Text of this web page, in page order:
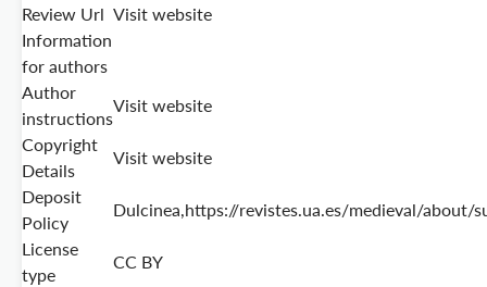
Review Url Visit website
Information
for authors
Author
instructions
Visit website
Copyright
Details
Visit website
Deposit
Policy
Dulcinea,https://revistes.ua.es/medieval/about/
License
type
CC BY